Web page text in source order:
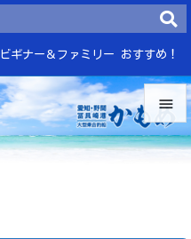


ビギナー＆ファミリー おすすめ！